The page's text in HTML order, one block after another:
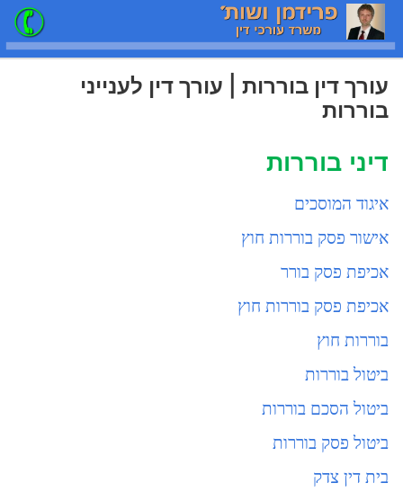
עורך דין בוררות | עורך דין לענייני
בוררות
דיני בוררות
איגוד המוסכים
אישור פסק בוררות חוץ
אכיפת פסק בורר
אכיפת פסק בוררות חוץ
בוררות חוץ
ביטול בוררות
ביטול הסכם בוררות
ביטול פסק בוררות
בית דין צדק